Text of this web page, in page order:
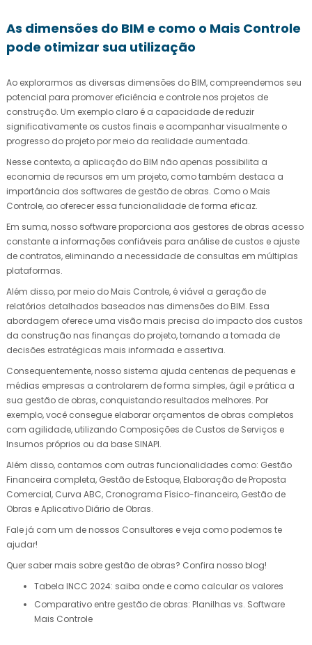
As dimensões do BIM e como o Mais Controle
pode otimizar sua utilização
Ao explorarmos as diversas dimensões do BIM, compreendemos seu
potencial para promover eficiência e controle nos projetos de
construção. Um exemplo claro é a capacidade de reduzir
significativamente os custos finais e acompanhar visualmente o
progresso do projeto por meio da realidade aumentada.
Nesse contexto, a aplicação do BIM não apenas possibilita a
economia de recursos em um projeto, como também destaca a
importância dos softwares de gestão de obras. Como o Mais
Controle, ao oferecer essa funcionalidade de forma eficaz.
Em suma, nosso software proporciona aos gestores de obras acesso
constante a informações confiáveis para análise de custos e ajuste
de contratos, eliminando a necessidade de consultas em múltiplas
plataformas.
Além disso, por meio do Mais Controle, é viável a geração de
relatórios detalhados baseados nas dimensões do BIM. Essa
abordagem oferece uma visão mais precisa do impacto dos custos
da construção nas finanças do projeto, tornando a tomada de
decisões estratégicas mais informada e assertiva.
Consequentemente, nosso sistema ajuda centenas de pequenas e
médias empresas a controlarem de forma simples, ágil e prática a
sua gestão de obras, conquistando resultados melhores. Por
exemplo, você consegue elaborar orçamentos de obras completos
com agilidade, utilizando Composições de Custos de Serviços e
Insumos próprios ou da base SINAPI.
Além disso, contamos com outras funcionalidades como: Gestão
Financeira completa, Gestão de Estoque, Elaboração de Proposta
Comercial, Curva ABC, Cronograma Físico-financeiro, Gestão de
Obras e Aplicativo Diário de Obras.
Fale já com um de nossos Consultores e veja como podemos te
ajudar!
Quer saber mais sobre gestão de obras? Confira nosso blog!
Tabela INCC 2024: saiba onde e como calcular os valores
Comparativo entre gestão de obras: Planilhas vs. Software
Mais Controle